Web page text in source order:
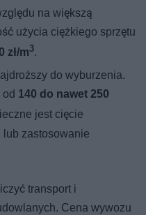
na większą
użycia ciężkiego sprzętu
zł/m3.
do wyburzenia.
140 do nawet 250
jest cięcie
zastosowanie
transport i
Cena wywozu